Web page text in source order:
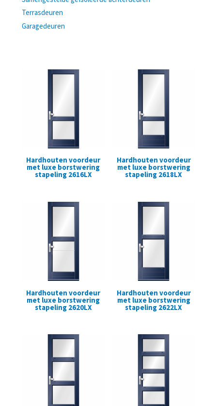
Terrasdeuren
Garagedeuren
Hardhouten voordeur
met luxe borstwering
stapeling 2616LX
Hardhouten voordeur
met luxe borstwering
stapeling 2618LX
Hardhouten voordeur
met luxe borstwering
stapeling 2620LX
Hardhouten voordeur
met luxe borstwering
stapeling 2622LX